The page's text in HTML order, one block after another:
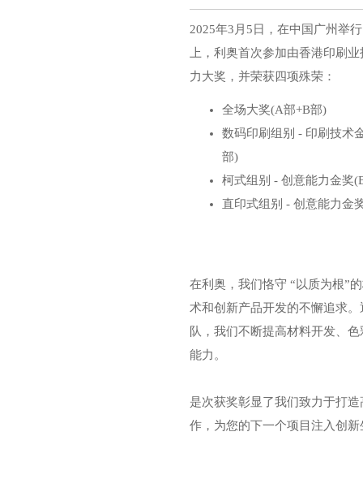
2025年3月5日，在中国广州举
上，利奥首次参加由香港印刷
力大奖，并荣获四项殊荣：
全场大奖(A部+B部)
数码印刷组别 - 印刷技术
部)
柯式组别 - 创意能力金奖
直印式组别 - 创意能力金
在利奥，我们恪守 “以质为根”
术和创新产品开发的不懈追求
队，我们不断提高材料开发、
能力。
是次获奖彰显了我们致力于打
作，为您的下一个项目注入创新